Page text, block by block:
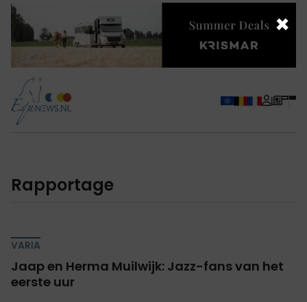
Rapportage
VARIA
Jaap en Herma Muilwijk: Jazz-fans van het
eerste uur
×